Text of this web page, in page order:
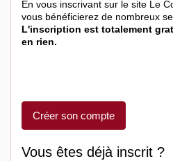
En vous inscrivant sur le site Le
vous bénéficierez de nombreux
L'inscription est totalement
en rien.
Créer son compte
Vous êtes déjà inscrit ?